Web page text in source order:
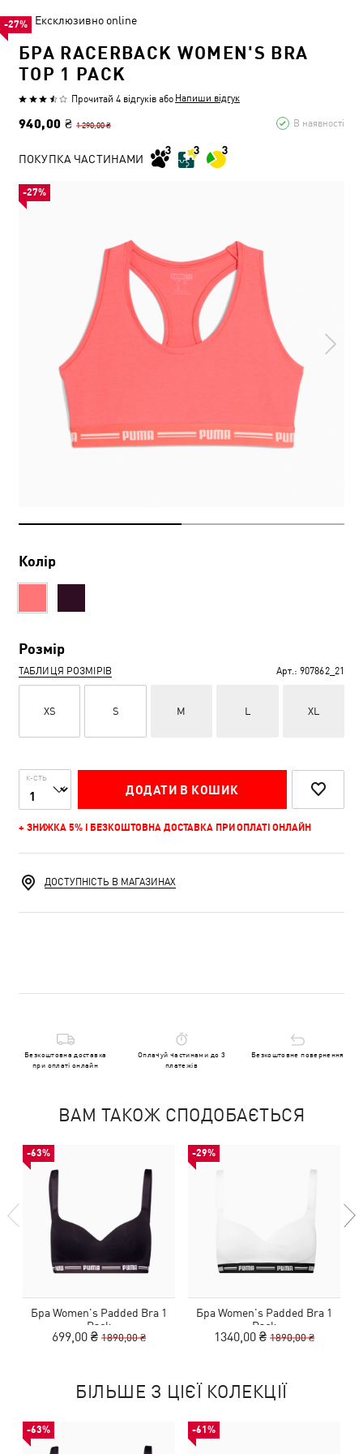
Ексклюзивно online
БРА RACERBACK WOMEN'S BRA
TOP 1 PACK
Прочитай 4 відгуків або Напиши відгук
940,00 ₴ 1 290,00 ₴ В наявності
-27%
ПОКУПКА ЧАСТИНАМИ
Колір
Розмір
ТАБЛИЦЯ РОЗМІРІВ Арт.: 907862_21
XS S M L XL
К-СТЬ
ДОДАТИ В КОШИК
+ ЗНИЖКА 5% І БЕЗКОШТОВНА ДОСТАВКА ПРИ ОПЛАТІ ОНЛАЙН
-27%
ДОСТУПНІСТЬ В МАГАЗИНАХ
Безкоштовна доставка
при оплаті онлайн
Оплачуй частинами до 3
платежів
Безкоштовне повернення
ВАМ ТАКОЖ СПОДОБАЄТЬСЯ
-63%
Бра Women's Padded Bra 1
Pack
699,00 ₴ 1890,00 ₴
-29%
Бра Women's Padded Bra 1
Pack
1340,00 ₴ 1890,00 ₴
БІЛЬШЕ З ЦІЄЇ КОЛЕКЦІЇ
-63% -61%